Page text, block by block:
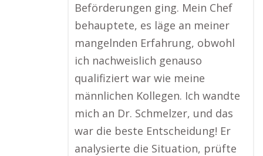
Beförderungen ging. Mein Chef
behauptete, es läge an meiner
mangelnden Erfahrung, obwohl
ich nachweislich genauso
qualifiziert war wie meine
männlichen Kollegen. Ich wandte
mich an Dr. Schmelzer, und das
war die beste Entscheidung! Er
analysierte die Situation, prüfte